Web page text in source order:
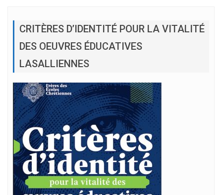
CRITÈRES D’IDENTITÉ POUR LA VITALITÉ
DES OEUVRES ÉDUCATIVES
LASALLIENNES